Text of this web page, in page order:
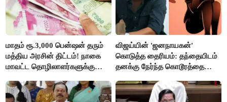
மாதம் ரூ.3,000 பென்ஷன் தரும்
மத்திய அரசின் திட்டம்! நாகை
மாவட்ட தொழிலாளர்களுக்கு
செய்தி!
விஜய்யின் 'ஜனநாயகன்'
கொடுத்த தைரியம்: தந்தையிடம்
தனக்கு நேர்ந்த கொடூரத்தை